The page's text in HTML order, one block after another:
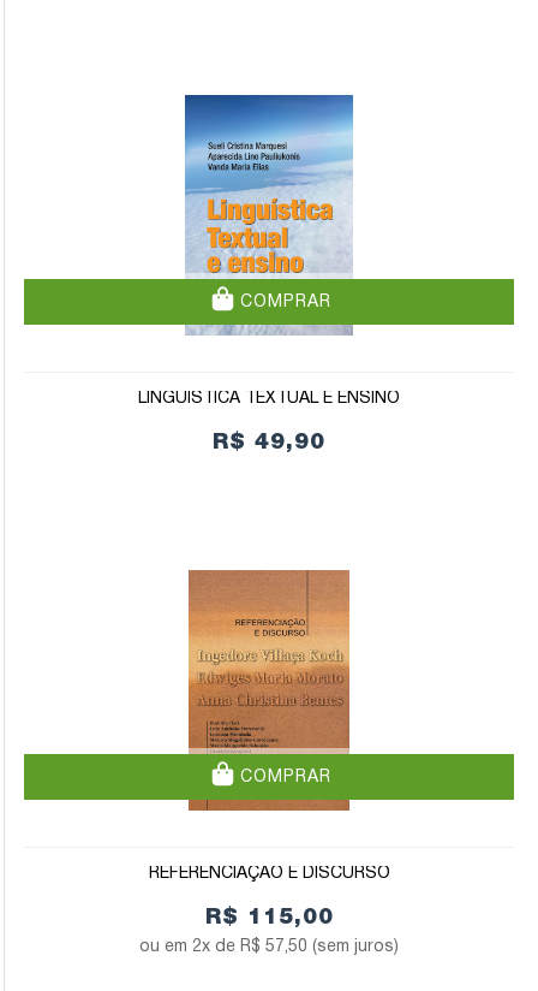
COMPRAR
LINGUÍSTICA TEXTUAL E ENSINO
R$ 49,90
COMPRAR
REFERENCIAÇÃO E DISCURSO
R$ 115,00
2x de R$ 57,50 (sem juros)